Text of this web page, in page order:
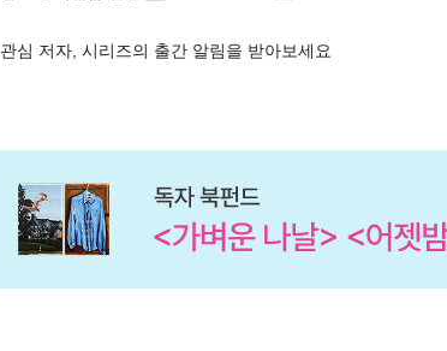
관심 저자, 시리즈의 출간 알림을 받아보세요